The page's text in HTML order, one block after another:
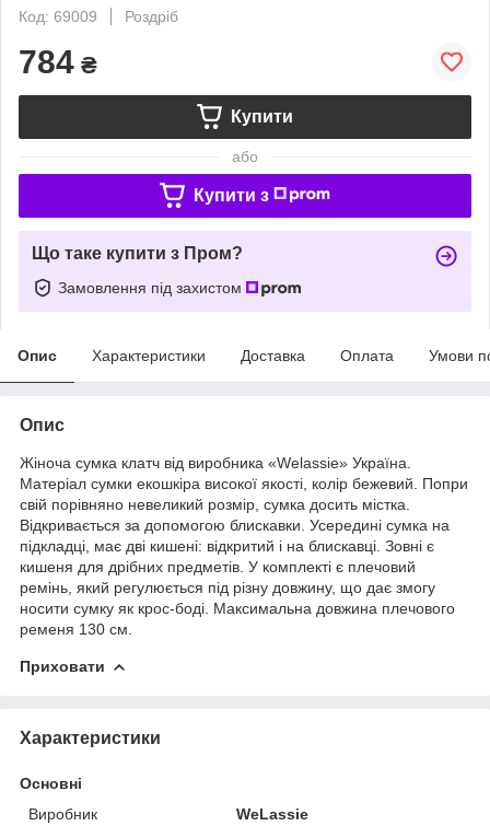
Код: 69009
Роздріб
784 ₴
Купити
або
Купити з
Що таке купити з Пром?
Замовлення під захистом
Опис Характеристики Доставка Оплата Умови
Опис
Жіноча сумка клатч від виробника «Welassie» Україна.
Матеріал сумки екошкіра високої якості, колір бежевий. Попри
свій порівняно невеликий розмір, сумка досить містка.
Відкривається за допомогою блискавки. Усередині сумка на
підкладці, має дві кишені: відкритий і на блискавці. Зовні є
кишеня для дрібних предметів. У комплекті є плечовий
ремінь, який регулюється під різну довжину, що дає змогу
носити сумку як крос-боді. Максимальна довжина плечового
ременя 130 см.
Приховати
Характеристики
Основні
Виробник
WeLassie